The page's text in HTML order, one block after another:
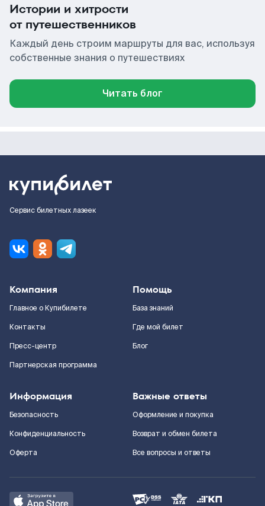
Истории и хитрости
от путешественников
Каждый день строим маршруты для вас, используя
собственные знания о путешествиях
Читать блог
Сервис билетных лазеек
Компания
Главное о Купибилете
Контакты
Пресс-центр
Партнерская программа
Помощь
База знаний
Где мой билет
Блог
Информация
Безопасность
Конфиденциальность
Оферта
Важные ответы
Оформление и покупка
Возврат и обмен билета
Все вопросы и ответы